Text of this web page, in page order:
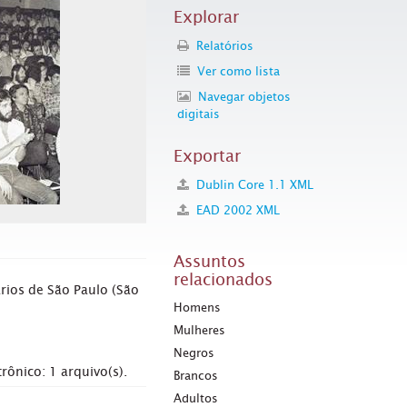
de São Paulo (São
1 arquivo(s).
Explorar
Relatórios
Ver como lista
Navegar objetos
digitais
Exportar
Dublin Core 1.1 XML
EAD 2002 XML
Assuntos
relacionados
Homens
Mulheres
Negros
Brancos
Adultos